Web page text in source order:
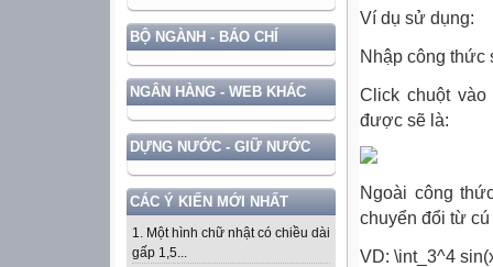
BỘ NGÀNH - BÁO CHÍ
NGÂN HÀNG - WEB KHÁC
DỰNG NƯỚC - GIỮ NƯỚC
CÁC Ý KIẾN MỚI NHẤT
1. Một hình chữ nhật có chiều dài
gấp 1,5...
Ví dụ sử dụng:
Nhập công thức
Click chuột
được sẽ là:
Ngoài công
chuyển đổi từ
VD: \int_3^4